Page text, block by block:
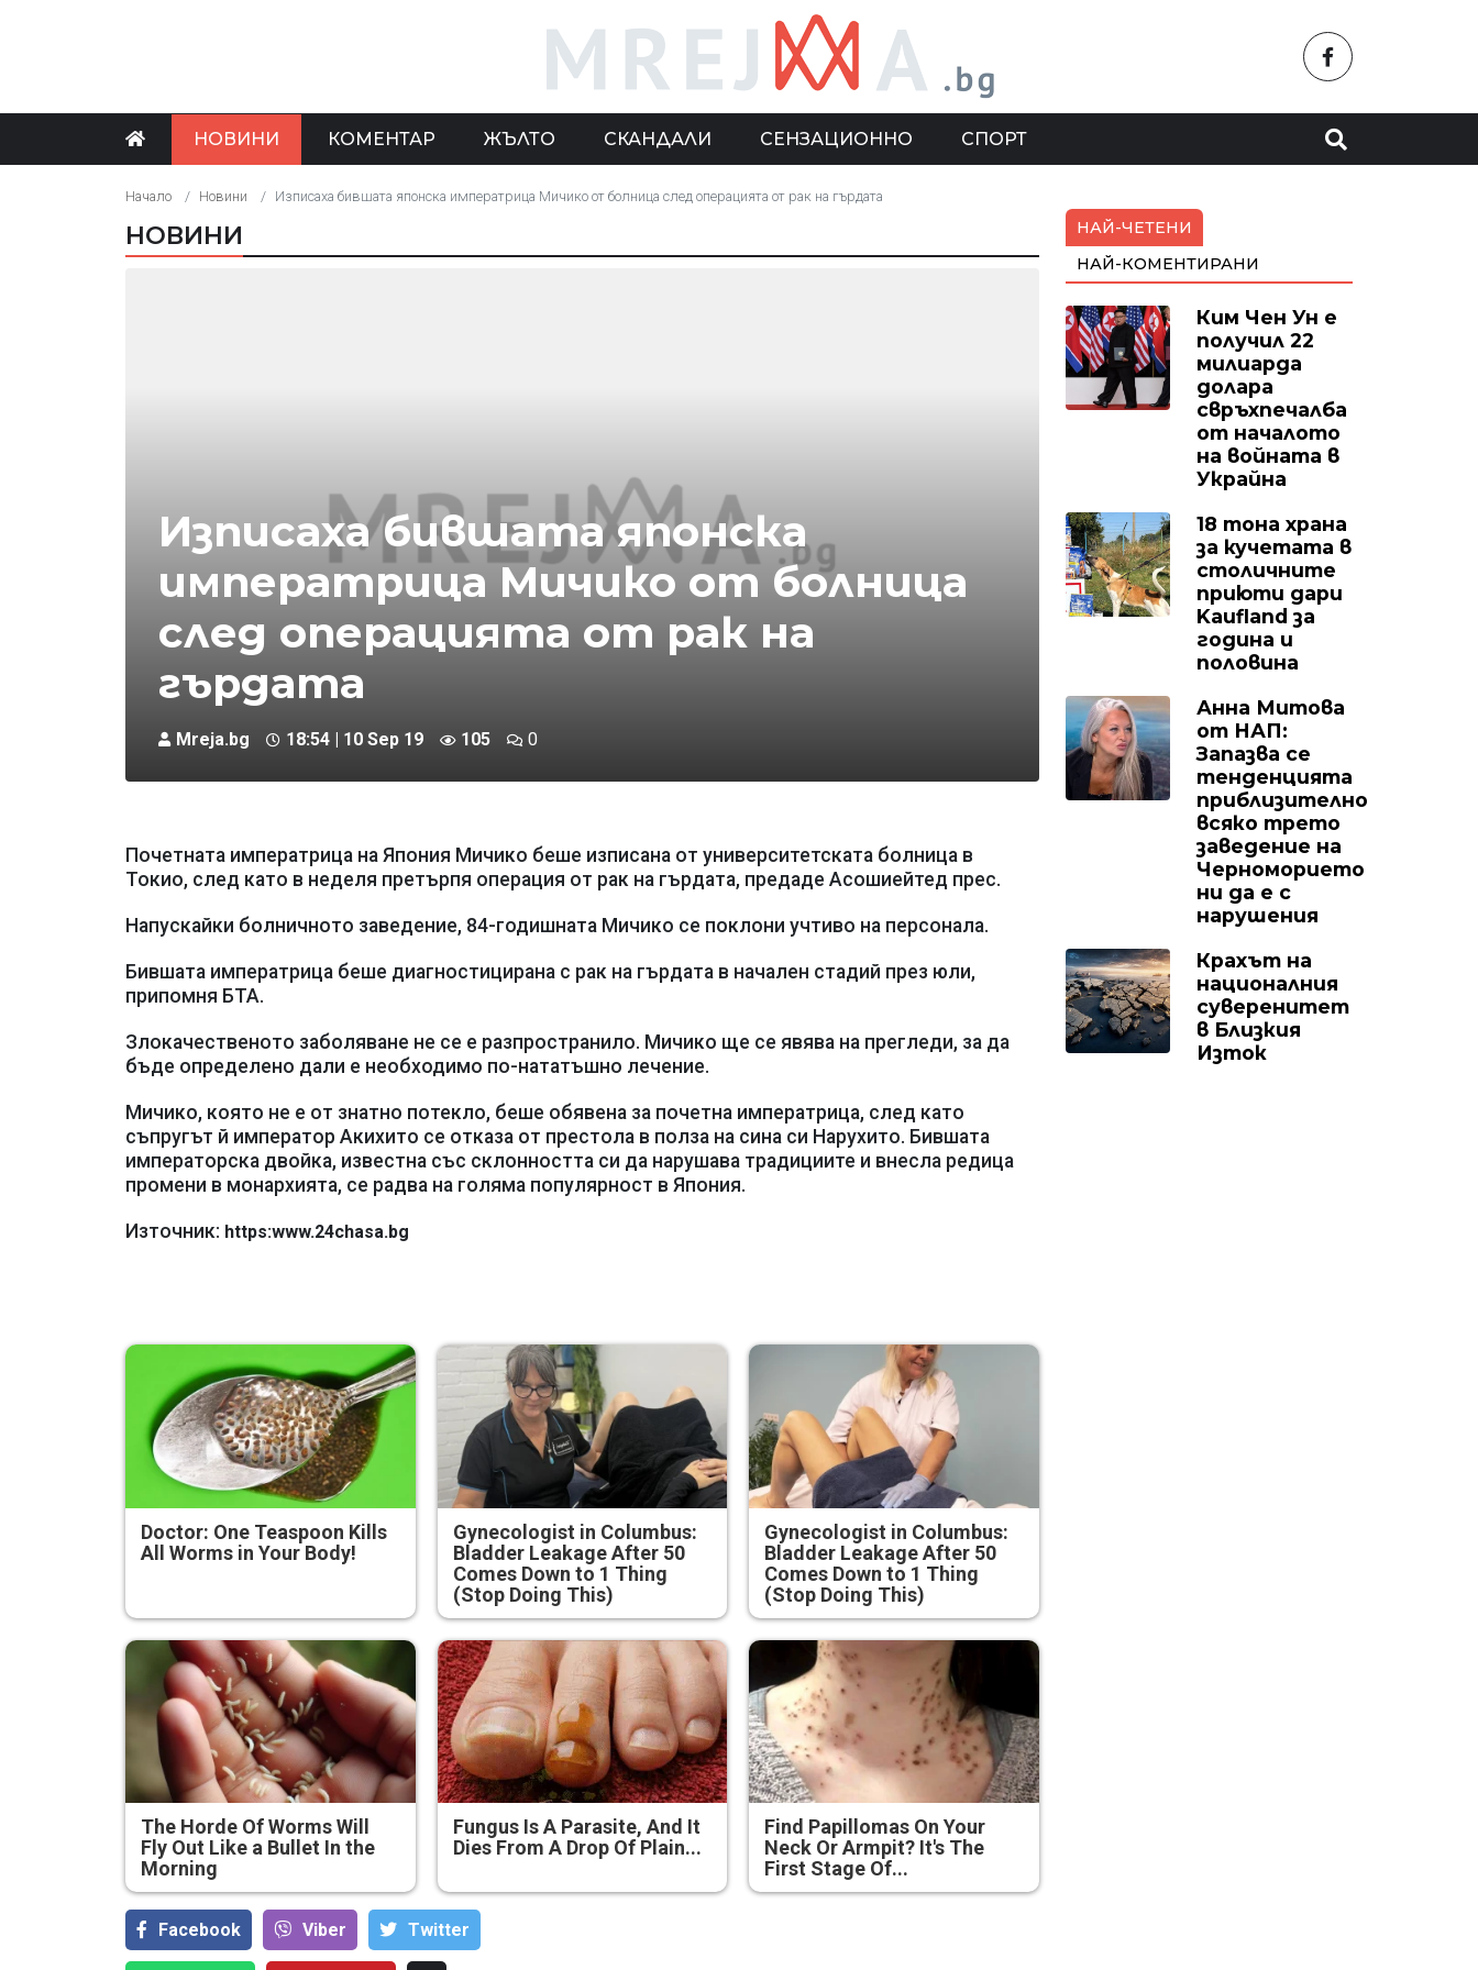
НОВИНИ КОМЕНТАР ЖЪЛТО СКАНДАЛИ СЕНЗАЦИОННО СПОРТ
Начало Новини Изписаха бившата японска императрица Мичико от болница след операцията от рак на гърдата
НОВИНИ
Изписаха бившата японска
императрица Мичико от болница
след операцията от рак на
гърдата
Mreja.bg 18:54 | 10 Sep 19 105 0
Почетната императрица на Япония Мичико беше изписана от университетската болница в
Токио, след като в неделя претърпя операция от рак на гърдата, предаде Асошиейтед прес.
Напускайки болничното заведение, 84-годишната Мичико се поклони учтиво на персонала.
Бившата императрица беше диагностицирана с рак на гърдата в начален стадий през юли,
припомня БТА.
Злокачественото заболяване не се е разпространило. Мичико ще се явява на прегледи, за да
бъде определено дали е необходимо по-нататъшно лечение.
Мичико, която не е от знатно потекло, беше обявена за почетна императрица, след като
съпругът й император Акихито се отказа от престола в полза на сина си Нарухито. Бившата
императорска двойка, известна със склонността си да нарушава традициите и внесла редица
промени в монархията, се радва на голяма популярност в Япония.
Източник: https:www.24chasa.bg
Doctor: One Teaspoon Kills
All Worms in Your Body!
Gynecologist in Columbus:
Bladder Leakage After 50
Comes Down to 1 Thing
(Stop Doing This)
Gynecologist in Columbus:
Bladder Leakage After 50
Comes Down to 1 Thing
(Stop Doing This)
The Horde Of Worms Will
Fly Out Like a Bullet In the
Morning
Fungus Is A Parasite, And It
Dies From A Drop Of Plain...
Find Papillomas On Your
Neck Or Armpit? It's The
First Stage Of...
Facebook Viber Тwitter
Министърът
на земеделието
и храните
НАЙ-ЧЕТЕНИ
НАЙ-КОМЕНТИРАНИ
Ким Чен Ун е
получил 22
милиарда
долара
свръхпечалба
от началото
на войната в
Украйна
18 тона храна
за кучетата в
столичните
приюти дари
Kaufland за
година и
половина
Анна Митова
от НАП:
Запазва се
тенденцията
приблизително
всяко трето
заведение на
Черноморието
ни да е с
нарушения
Крахът на
националния
суверенитет
в Близкия
Изток